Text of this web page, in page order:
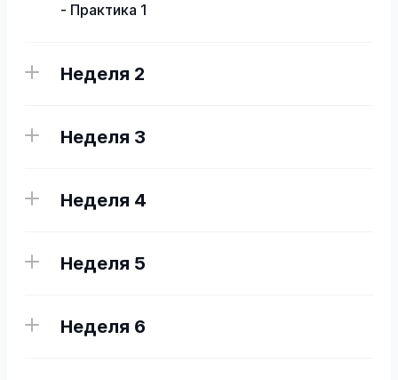
- Практика 1
Неделя 2
Неделя 3
Неделя 4
Неделя 5
Неделя 6